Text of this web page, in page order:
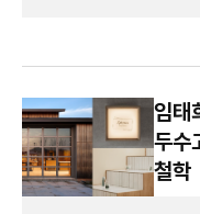
임태
두수
철학